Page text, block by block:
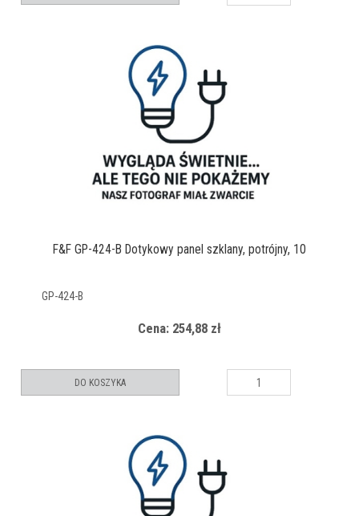
F&F GP-424-B Dotykowy panel szklany, potrójny, 10
GP-424-B
Cena: 254,88 zł
DO KOSZYKA